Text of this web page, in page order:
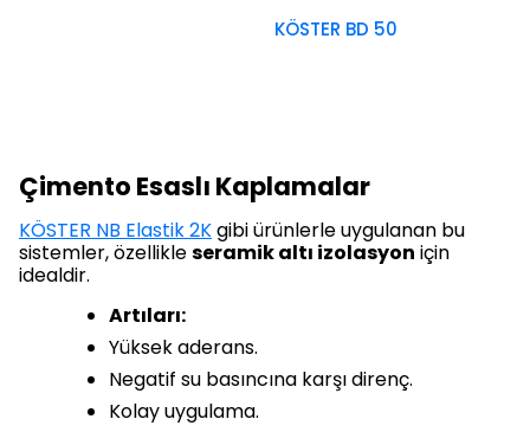
KÖSTER BD 50
Çimento Esaslı Kaplamalar
KÖSTER NB Elastik 2Kgibi ürünlerle uygulanan bu
sistemler, özellikleseramik altı izolasyon için
idealdir.
Artıları:
Yüksek aderans.
Negatif su basıncına karşı direnç.
Kolay uygulama.